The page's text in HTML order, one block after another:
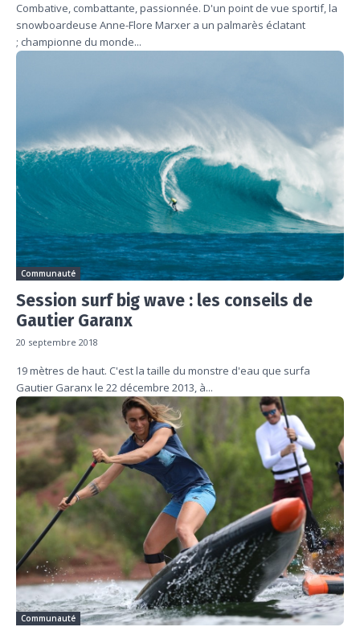
Combative, combattante, passionnée. D'un point de vue sportif, la
snowboardeuse Anne-Flore Marxer a un palmarès éclatant
; championne du monde...
Communauté
Session surf big wave : les conseils de
Gautier Garanx
20 septembre 2018
19 mètres de haut. C'est la taille du monstre d'eau que surfa
Gautier Garanx le 22 décembre 2013, à...
Communauté